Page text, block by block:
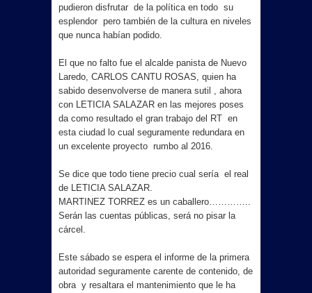
pudieron disfrutar de la política en todo su
esplendor pero también de la cultura en niveles
que nunca habían podido.
El que no falto fue el alcalde panista de Nuevo
Laredo, CARLOS CANTU ROSAS, quien ha
sabido desenvolverse de manera sutil , ahora
con LETICIA SALAZAR en las mejores poses
da como resultado el gran trabajo del RT en
esta ciudad lo cual seguramente redundara en
un excelente proyecto rumbo al 2016.
Se dice que todo tiene precio cual sería el real
de LETICIA SALAZAR.
MARTINEZ TORREZ es un caballero…………..
Serán las cuentas públicas, será no pisar la
cárcel.
Este sábado se espera el informe de la primera
autoridad seguramente carente de contenido, de
obra y resaltara el mantenimiento que le ha